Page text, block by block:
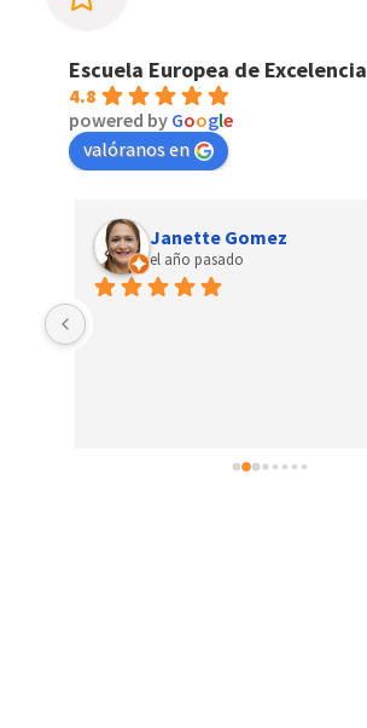
Escuela Europea de Excelencia
4.8
powered by Google
valóranos en
Janette Gomez
el año pasado